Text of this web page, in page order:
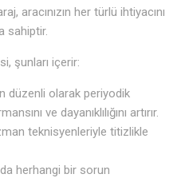
aracınızın her türlü ihtiyacını
sahiptir.
şunları içerir:
düzenli olarak periyodik
ve dayanıklılığını artırır.
teknisyenleriyle titizlikle
herhangi bir sorun